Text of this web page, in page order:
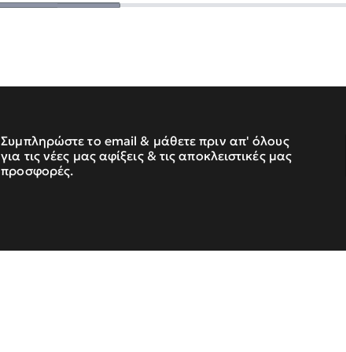
Συμπληρώστε το email & μάθετε πριν απ' όλους
για τις νέες μας αφίξεις & τις αποκλειστικές μας
προσφορές.